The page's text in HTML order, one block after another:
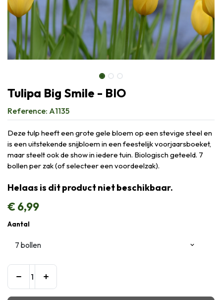
Tulipa Big Smile - BIO
Reference: A1135
Deze tulp heeft een grote gele bloem op een stevige steel en
is een uitstekende snijbloem in een feestelijk voorjaarsboeket,
maar steelt ook de show in iedere tuin. Biologisch geteeld. 7
bollen per zak (of selecteer een voordeelzak).
Helaas is dit product niet beschikbaar.
€6,99
Aantal